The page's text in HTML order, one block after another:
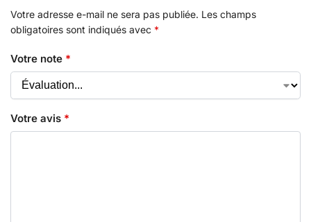
Votre adresse e-mail ne sera pas publiée. Les champs
obligatoires sont indiqués avec *
Votre note *
Votre avis *